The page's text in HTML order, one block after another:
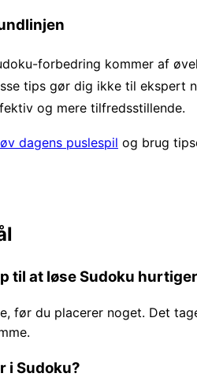
forbedring kommer af
tips gør dig ikke til ekspert
og mere tilfredsstillende.
dagens puslespil og brug
til at løse Sudoku
før du placerer noget. Det
i Sudoku?